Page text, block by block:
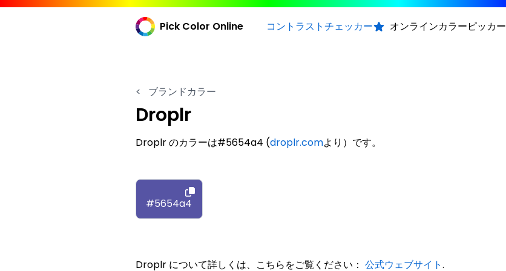
Pick Color Online コントラストチェッカー オンラインカラーピッカー
< ブランドカラー
Droplr
Droplr のカラーは#5654a4 (droplr.comより）です。
#5654a4
Droplr について詳しくは、こちらをご覧ください： 公式ウェブサイト.